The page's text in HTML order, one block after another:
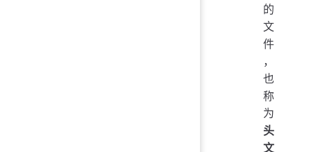
的
文
件
，
也
称
为
头
文